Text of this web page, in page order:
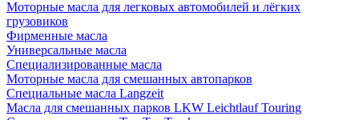
Моторные масла для легковых автомобилей и лёгких
грузовиков
Фирменные масла
Универсальные масла
Специализированные масла
Моторные масла для смешанных автопарков
Специальные масла Langzeit
Масла для смешанных парков LKW Leichtlauf Touring